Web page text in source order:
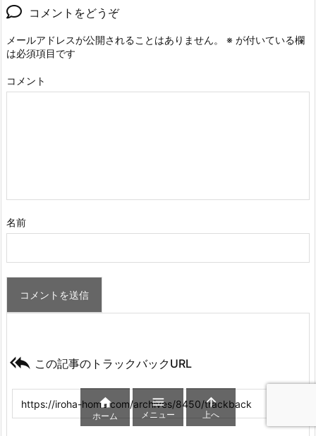
コメントをどうぞ
メールアドレスが公開されることはありません。 ※ が付いている欄
は必須項目です
コメント
名前
 この記事のトラックバックURL

ホーム

メニュー

上へ